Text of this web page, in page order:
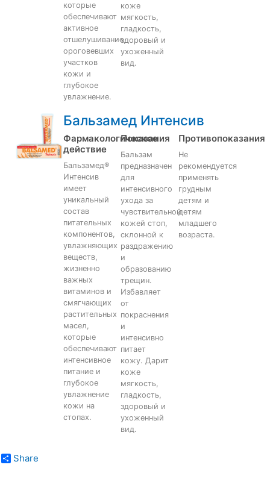
которые
обеспечивают
активное
отшелушивание
ороговевших
участков
кожи и
глубокое
увлажнение.
коже
мягкость,
гладкость,
здоровый и
ухоженный
вид.
Бальзамед Интенсив
Фармакологическое
действие
Бальзамед®
Интенсив
имеет
уникальный
состав
питательных
компонентов,
увлажняющих
веществ,
жизненно
важных
витаминов и
смягчающих
растительных
масел,
которые
обеспечивают
интенсивное
питание и
глубокое
увлажнение
кожи на
стопах.
Показания
Бальзам
предназначен
для
интенсивного
ухода за
чувствительной
кожей стоп,
склонной к
раздражению
и
образованию
трещин.
Избавляет
от
покраснения
и
интенсивно
питает
кожу. Дарит
коже
мягкость,
гладкость,
здоровый и
ухоженный
вид.
Противопоказания
Не
рекомендуется
применять
грудным
детям и
детям
младшего
возраста.
Share